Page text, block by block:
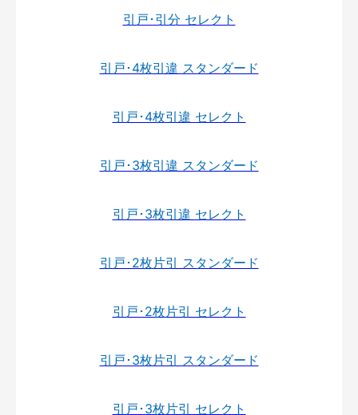
引戸･引分 セレクト
引戸･4枚引違 スタンダード
引戸･4枚引違 セレクト
引戸･3枚引違 スタンダード
引戸･3枚引違 セレクト
引戸･2枚片引 スタンダード
引戸･2枚片引 セレクト
引戸･3枚片引 スタンダード
引戸･3枚片引 セレクト